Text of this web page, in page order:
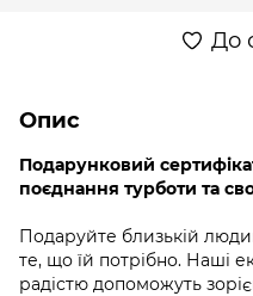
До
Опис
Подарунковий
поєднання турботи та
Подаруйте близькій
те, що їй потрібно. Наші
радістю допоможуть